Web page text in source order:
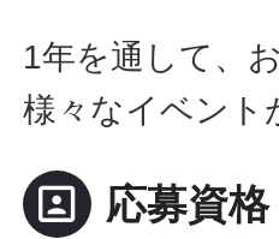
1年を通して、
様々なイベン
portrait 応募資格